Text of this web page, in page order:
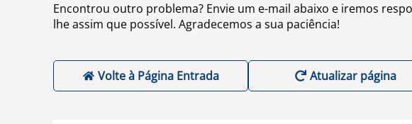
Encontrou outro problema? Envie um e-mail abaixo e iremos
lhe assim que possível. Agradecemos a sua paciência!
Volte à Página Entrada Atualizar página